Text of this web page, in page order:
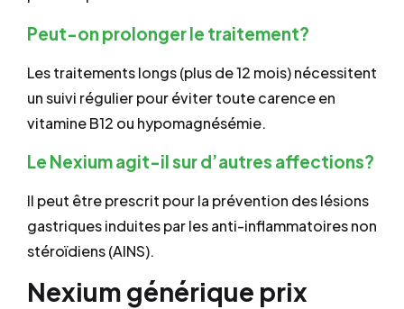
Peut-on prolonger le traitement?
Les traitements longs (plus de 12 mois) nécessitent
un suivi régulier pour éviter toute carence en
vitamine B12 ou hypomagnésémie.
Le Nexium agit-il sur d’autres affections?
Il peut être prescrit pour la prévention des lésions
gastriques induites par les anti-inflammatoires non
stéroïdiens (AINS).
Nexium générique prix